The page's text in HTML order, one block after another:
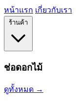
หน้าแรก เกี่ยวกับเรา
ร้านค้า
ช่อดอกไม้
ดูทั้งหมด →